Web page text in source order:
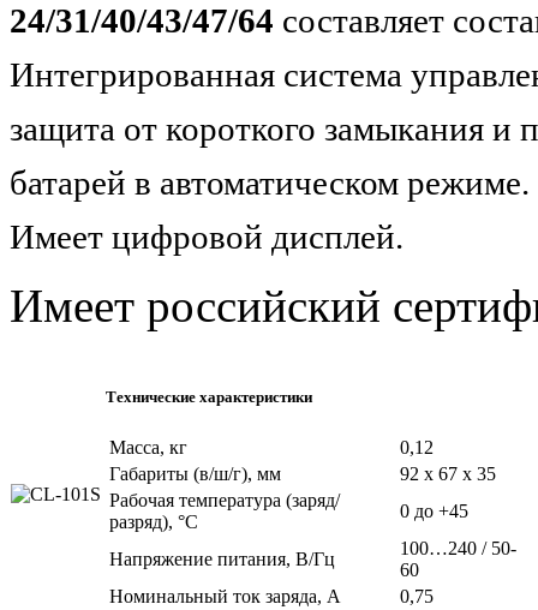
24/31/40/43/47/64 составляет
Интегрированная система
защита от короткого замыкания и
батарей в автоматическом режиме.
Имеет цифровой дисплей.
Имеет российский
Технические характеристики
Масса, кг
0,12
Габариты (в/ш/г), мм
92 x 67 x 35
Рабочая температура (заряд/
разряд), °C
0 до +45
Напряжение питания, В/Гц
100…240 / 50-
60
Номинальный ток заряда, А
0,75